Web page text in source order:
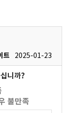
트
2025-01-23
니까?
불만족